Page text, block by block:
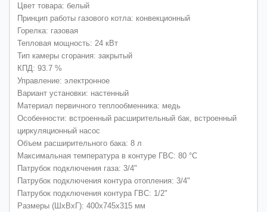
Цвет товара: белый
Принцип работы газового котла: конвекционный
Горелка: газовая
Тепловая мощность: 24 кВт
Тип камеры сгорания: закрытый
КПД: 93.7 %
Управление: электронное
Вариант установки: настенный
Материал первичного теплообменника: медь
Особенности: встроенный расширительный бак, встроенный
циркуляционный насос
Объем расширительного бака: 8 л
Максимальная температура в контуре ГВС: 80 °C
Патрубок подключения газа: 3/4"
Патрубок подключения контура отопления: 3/4"
Патрубок подключения контура ГВС: 1/2"
Размеры (ШхВхГ): 400x745x315 мм